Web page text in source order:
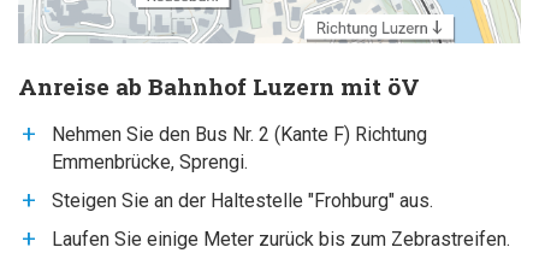
Anreise ab Bahnhof Luzern mit öV
Nehmen Sie den Bus Nr. 2 (Kante F) Richtung
Emmenbrücke, Sprengi.
Steigen Sie an der Haltestelle "Frohburg" aus.
Laufen Sie einige Meter zurück bis zum Zebrastreifen.